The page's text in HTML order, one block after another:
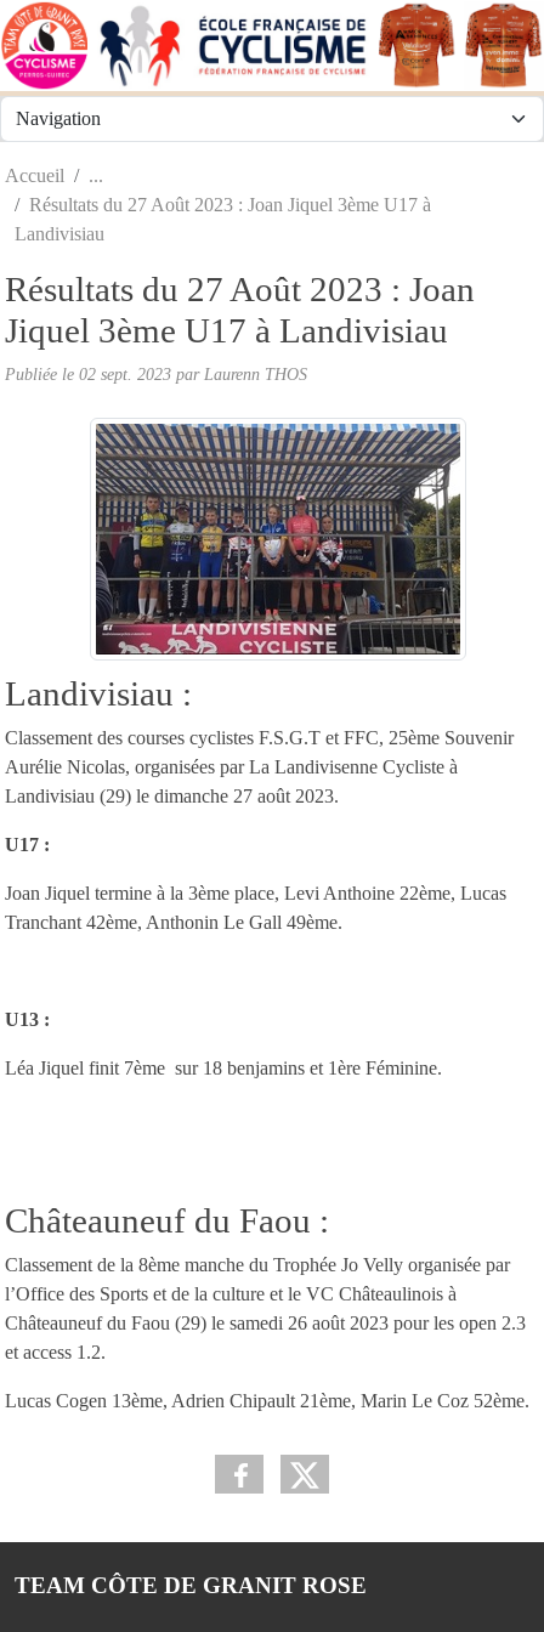
Accueil
Résultats du 27 Août 2023 : Joan Jiquel 3ème U17 à
Landivisiau
Résultats du 27 Août 2023 : Joan
Jiquel 3ème U17 à Landivisiau
Publiée le 02 sept. 2023 par Laurenn THOS
Landivisiau :
Classement des courses cyclistes F.S.G.T et FFC, 25ème Souvenir
Aurélie Nicolas, organisées par La Landivisenne Cycliste à
Landivisiau (29) le dimanche 27 août 2023.
U17 :
Joan Jiquel termine à la 3ème place, Levi Anthoine 22ème, Lucas
Tranchant 42ème, Anthonin Le Gall 49ème.
U13 :
Léa Jiquel finit 7ème sur 18 benjamins et 1ère Féminine.
Châteauneuf du Faou :
Classement de la 8ème manche du Trophée Jo Velly organisée par
l’Office des Sports et de la culture et le VC Châteaulinois à
Châteauneuf du Faou (29) le samedi 26 août 2023 pour les open 2.3
et access 1.2.
Lucas Cogen 13ème, Adrien Chipault 21ème, Marin Le Coz 52ème.
TEAM CÔTE DE GRANIT ROSE
Panneau de gestion des cookies